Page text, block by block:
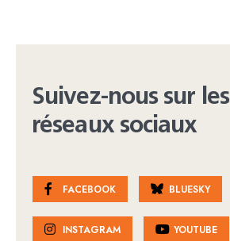
Suivez-nous sur les
réseaux sociaux
FACEBOOK BLUESKY
INSTAGRAM YOUTUBE